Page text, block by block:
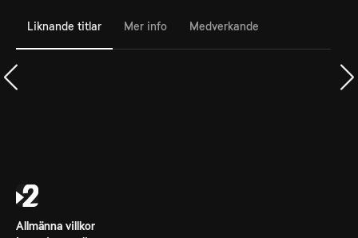
Liknande titlar Mer info Medverkande
Allmänna villkor